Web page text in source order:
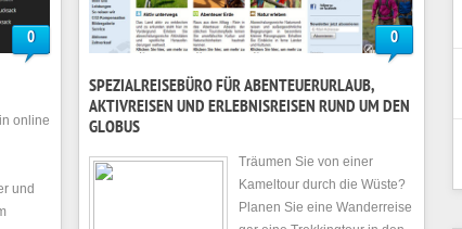
0
online
und
0
SPEZIALREISEBÜRO FÜR ABENTEUERURLAUB,
AKTIVREISEN UND ERLEBNISREISEN RUND UM DEN
GLOBUS
Träumen Sie von einer
Kameltour durch die Wüste?
Planen Sie eine Wanderreise